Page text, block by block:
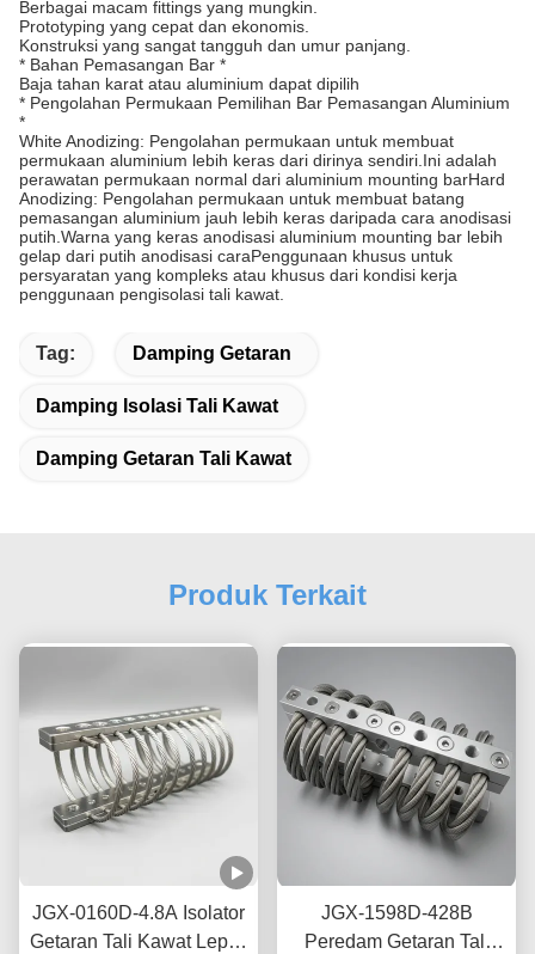
Berbagai macam fittings yang mungkin.
Prototyping yang cepat dan ekonomis.
Konstruksi yang sangat tangguh dan umur panjang.
* Bahan Pemasangan Bar *
Baja tahan karat atau aluminium dapat dipilih
* Pengolahan Permukaan Pemilihan Bar Pemasangan Aluminium
*
White Anodizing: Pengolahan permukaan untuk membuat
permukaan aluminium lebih keras dari dirinya sendiri.Ini adalah
perawatan permukaan normal dari aluminium mounting barHard
Anodizing: Pengolahan permukaan untuk membuat batang
pemasangan aluminium jauh lebih keras daripada cara anodisasi
putih.Warna yang keras anodisasi aluminium mounting bar lebih
gelap dari putih anodisasi caraPenggunaan khusus untuk
persyaratan yang kompleks atau khusus dari kondisi kerja
penggunaan pengisolasi tali kawat.
Tag: Damping Getaran
Damping Isolasi Tali Kawat
Damping Getaran Tali Kawat
Produk Terkait
JGX-0160D-4.8A Isolator
Getaran Tali Kawat Lepas
JGX-1598D-428B
Peredam Getaran Tali